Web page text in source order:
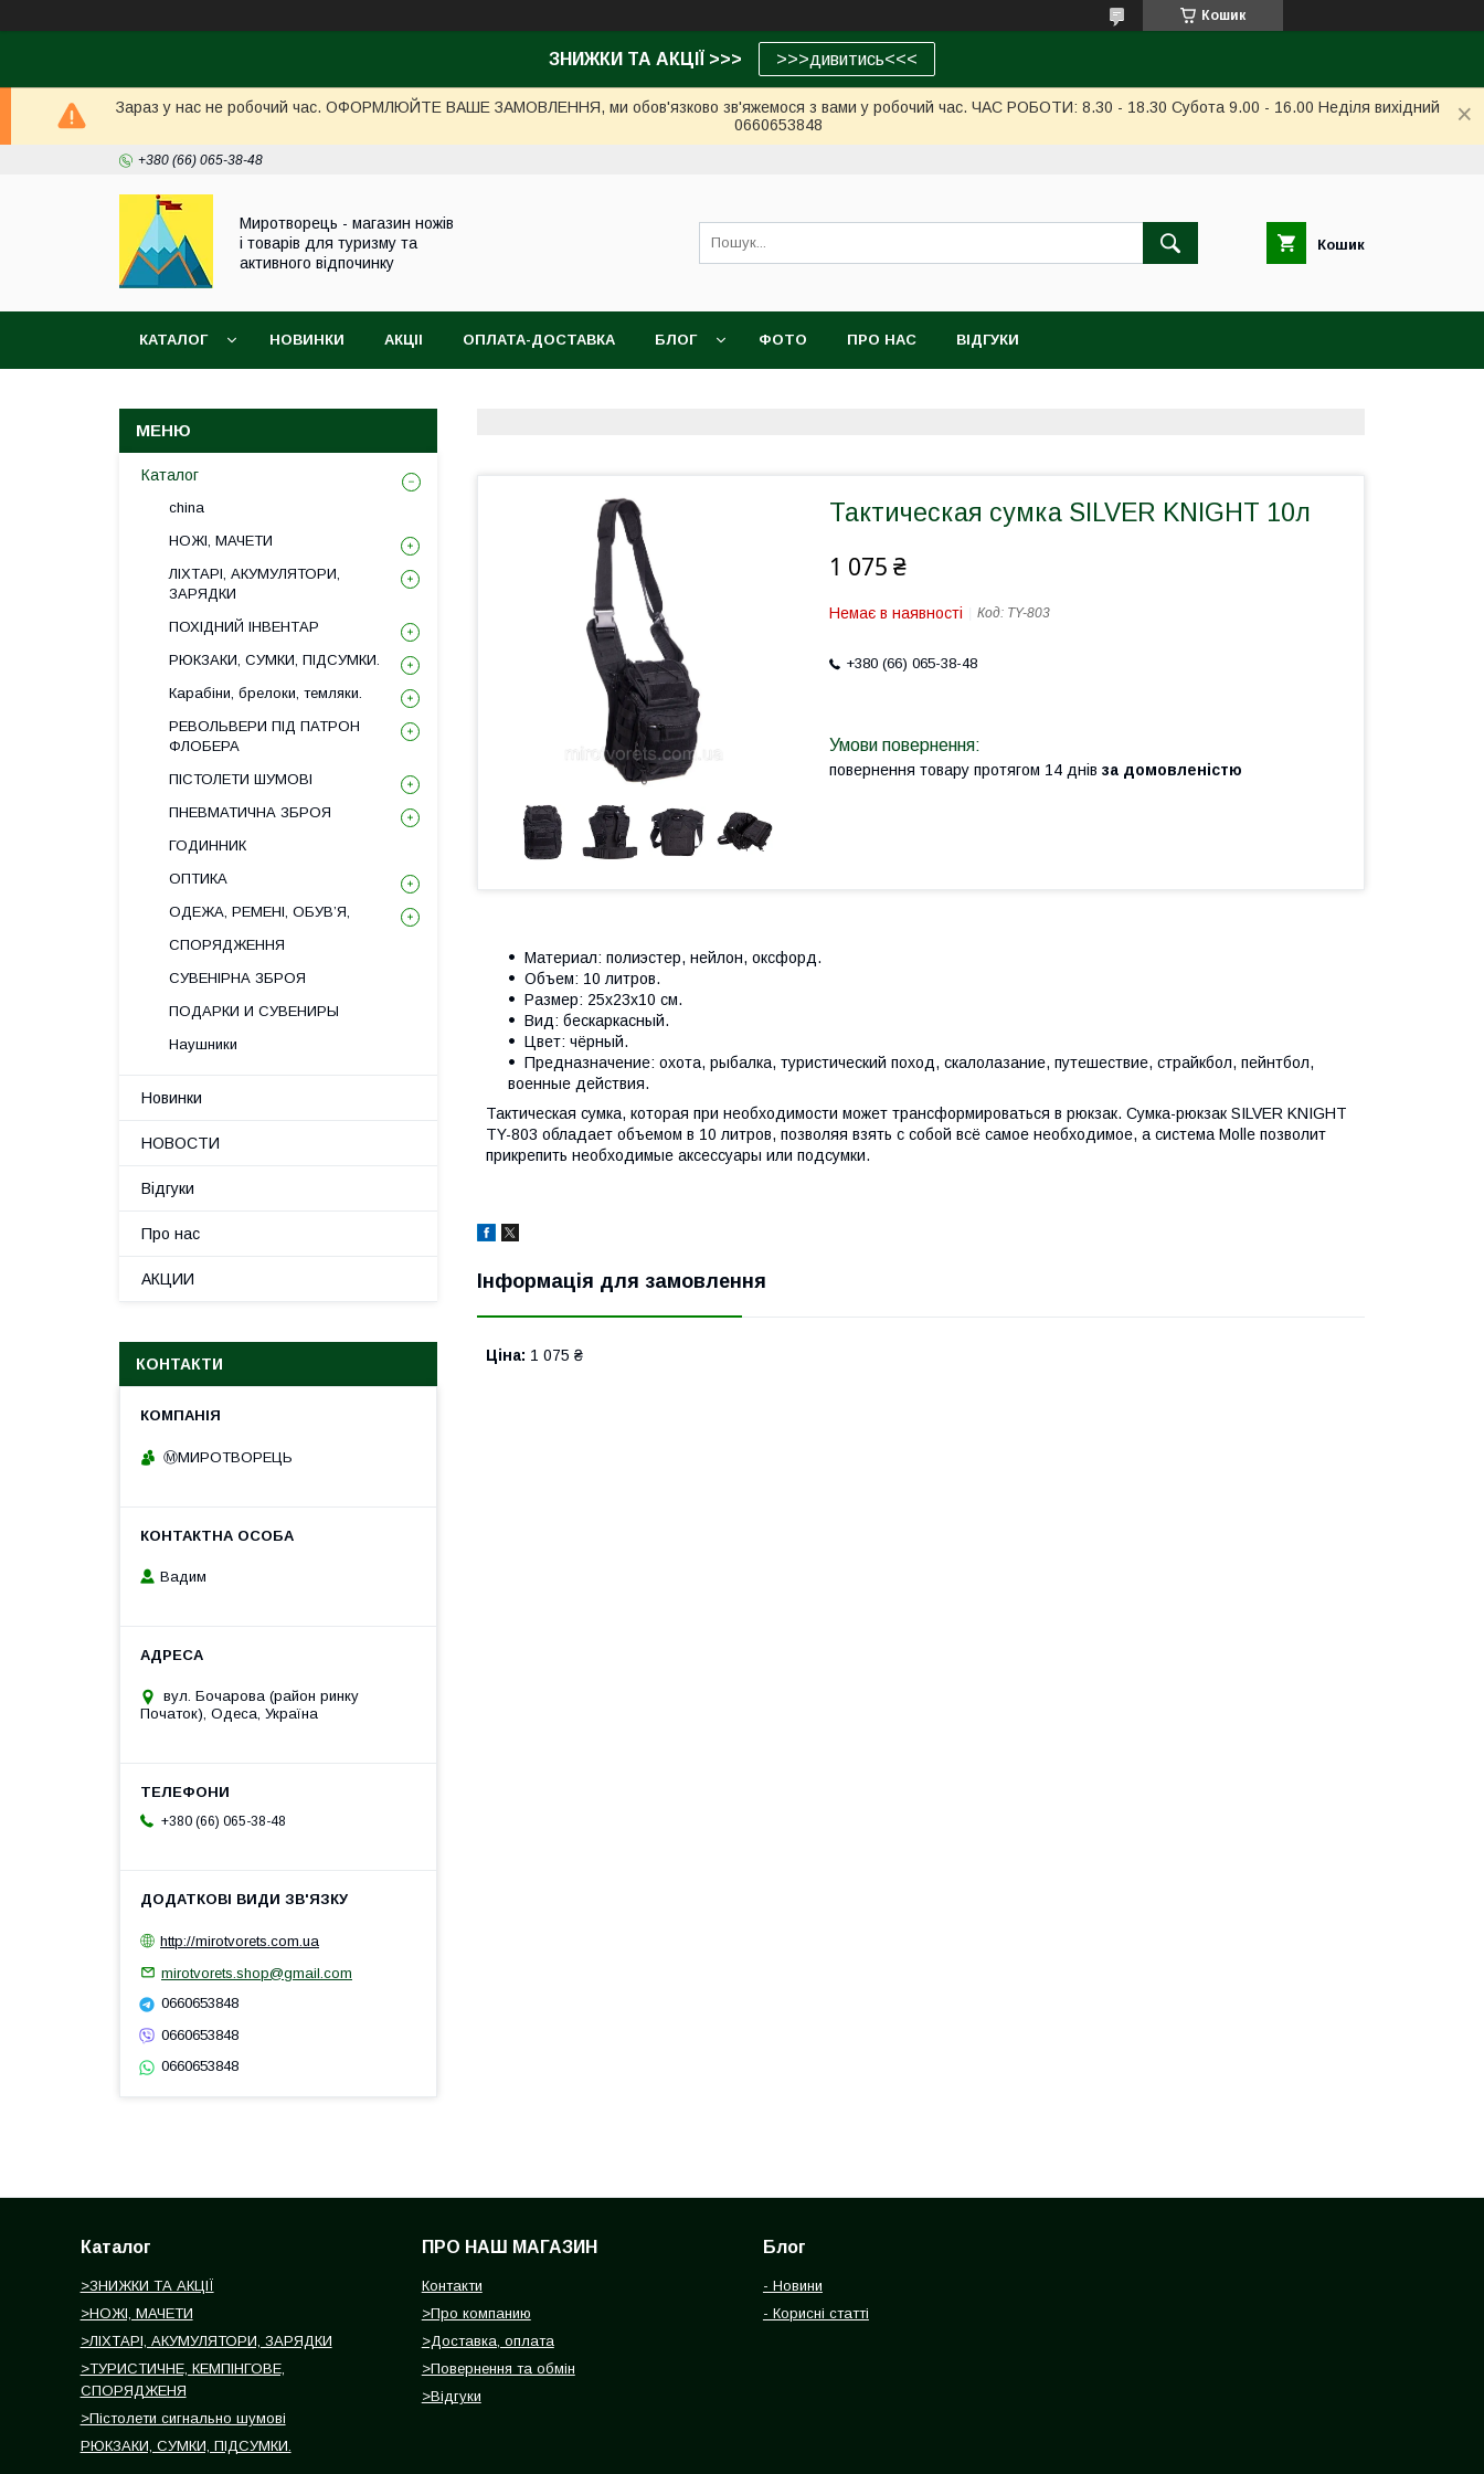
Кошик
ЗНИЖКИ ТА АКЦІЇ >>> >>>дивитись<<<
Зараз у нас не робочий час. ОФОРМЛЮЙТЕ ВАШЕ ЗАМОВЛЕННЯ, ми обов'язково зв'яжемося з вами у робочий час. ЧАС РОБОТИ: 8.30 - 18.30 Субота 9.00 - 16.00 Неділя вихідний
0660653848
+380 (66) 065-38-48
Миротворець - магазин ножів
і товарів для туризму та
активного відпочинку
Кошик
КАТАЛОГ НОВИНКИ АКЦІІ ОПЛАТА-ДОСТАВКА БЛОГ ФОТО ПРО НАС ВІДГУКИ
Тактическая сумка SILVER KNIGHT 10л
1 075 ₴
Немає в наявності Код: TY-803
+380 (66) 065-38-48
повернення товару протягом 14 днів за домовленістю
Материал: полиэстер, нейлон, оксфорд.
Объем: 10 литров.
Размер: 25х23х10 см.
Вид: бескаркасный.
Цвет: чёрный.
Предназначение: охота, рыбалка, туристический поход, скалолазание, путешествие, страйкбол, пейнтбол,
военные действия.
Тактическая сумка, которая при необходимости может трансформироваться в рюкзак. Сумка-рюкзак SILVER KNIGHT
TY-803 обладает объемом в 10 литров, позволяя взять с собой всё самое необходимое, а система Molle позволит
прикрепить необходимые аксессуары или подсумки.
Інформація для замовлення
Ціна: 1 075 ₴
Каталог
china
НОЖІ, МАЧЕТИ
ЛІХТАРІ, АКУМУЛЯТОРИ,
ЗАРЯДКИ
ПОХІДНИЙ ІНВЕНТАР
РЮКЗАКИ, СУМКИ, ПІДСУМКИ.
Карабіни, брелоки, темляки.
РЕВОЛЬВЕРИ ПІД ПАТРОН
ФЛОБЕРА
ПІСТОЛЕТИ ШУМОВІ
ПНЕВМАТИЧНА ЗБРОЯ
ГОДИННИК
ОПТИКА
ОДЕЖА, РЕМЕНІ, ОБУВ’Я,
СПОРЯДЖЕННЯ
СУВЕНІРНА ЗБРОЯ
ПОДАРКИ И СУВЕНИРЫ
Наушники
Новинки
НОВОСТИ
Відгуки
Про нас
АКЦИИ
КОНТАКТИ
Ⓜ️МИРОТВОРЕЦЬ
Вадим
вул. Бочарова (район ринку
Початок), Одеса, Україна
+380 (66) 065-38-48
http://mirotvorets.com.ua
mirotvorets.shop@gmail.com
0660653848
0660653848
0660653848
Каталог
>ЗНИЖКИ ТА АКЦІЇ
>НОЖІ, МАЧЕТИ
>ЛІХТАРІ, АКУМУЛЯТОРИ, ЗАРЯДКИ
>ТУРИСТИЧНЕ, КЕМПІНГОВЕ,
СПОРЯДЖЕНЯ
>Пістолети сигнально шумові
РЮКЗАКИ, СУМКИ, ПІДСУМКИ.
ПРО НАШ МАГАЗИН
Контакти
>Про компанию
>Доставка, оплата
>Повернення та обмін
>Відгуки
Блог
- Новини
- Корисні статті